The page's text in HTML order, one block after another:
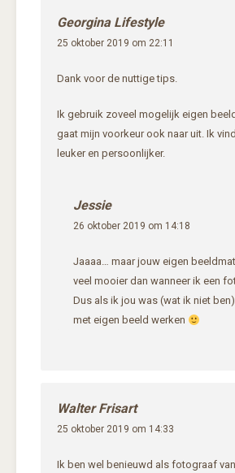
Georgina Lifestyle
25 oktober 2019 om 22:11
Dank voor de nuttige tips.
Ik gebruik zoveel mogelijk eigen
gaat mijn voorkeur ook naar uit. Ik
leuker en persoonlijker.
Jessie
26 oktober 2019 om 14:18
Jaaaa… maar jouw eigen
veel mooier dan wanneer ik een
Dus als ik jou was (wat ik niet
met eigen beeld werken
Walter Frisart
25 oktober 2019 om 14:33
Ik ben wel benieuwd als fotograaf